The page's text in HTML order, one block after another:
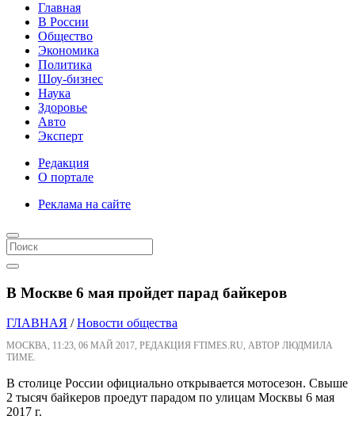
Главная
В России
Общество
Экономика
Политика
Шоу-бизнес
Наука
Здоровье
Авто
Эксперт
Редакция
О портале
Реклама на сайте
В Москве 6 мая пройдет парад байкеров
ГЛАВНАЯ /Новости общества
МОСКВА, 11:23, 06 МАЙ 2017, РЕДАКЦИЯ FTIMES.RU, АВТОР ЛЮДМИЛА
ТИМЕ.
В столице России официально открывается мотосезон. Свыше
2 тысяч байкеров проедут парадом по улицам Москвы 6 мая
2017 г.